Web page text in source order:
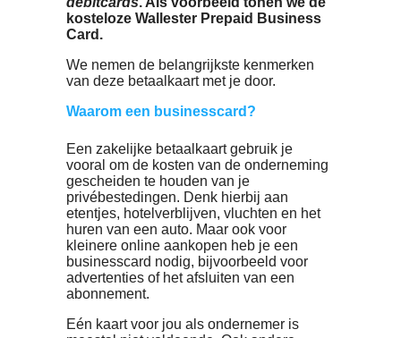
Voor iedere ondernemer is een
groot belang. Tegenwoordig bestaan
echter ook aantrekkelijke zakelijke
debitcards. Als voorbeeld tonen we
Card.
We nemen de belangrijkste kenmerken
van deze betaalkaart met je door.
Waarom een businesscard?
Een zakelijke betaalkaart gebruik je
vooral om de kosten van de
gescheiden te houden van je